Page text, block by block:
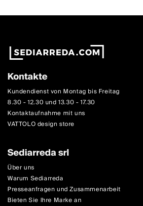
Kontakte
Kundendienst von Montag bis Freitag
8.30 - 12.30 und 13.30 - 17.30
Kontaktaufnahme mit uns
VATTOLO design store
Sediarreda srl
Über uns
Warum Sediarreda
Presseanfragen und Zusammenarbeit
Bieten Sie Ihre Marke an